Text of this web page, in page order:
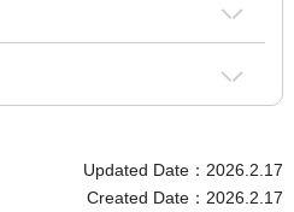
Updated Date：2026.2.17
Created Date：2026.2.17